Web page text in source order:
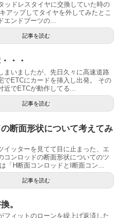
ッドレスタイヤに交換していた時の
アップしてタイヤを外してみたとこ
エンドブーツの...
記事を読む
・・
まいましたが、先日久々に高速道路
でETCにカードを挿入し出発。 その
近でETCが動作してる...
記事を読む
断面形状について考えてみ
イッターを見てて目に止まった、エ
コンロッドの断面形状についてのツ
「H断面コンロッドとI断面コン...
記事を読む
。
フィットのローンを繰上げ返済した